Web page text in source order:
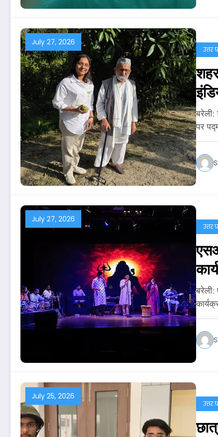
July 27, 2026
उत्तर
बरेली:
पर
July 27, 2026
उत्तर
बरेली:
July 25, 2026
उत्तर